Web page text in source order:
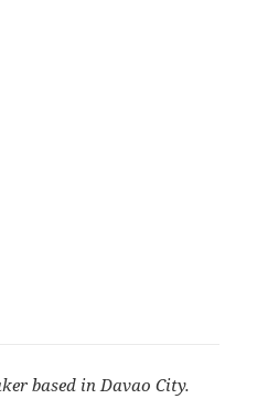
based in Davao City.